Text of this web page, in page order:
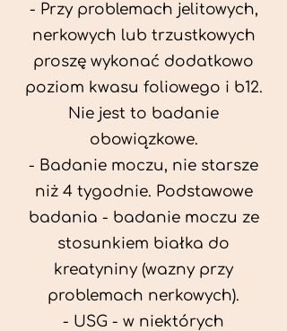
- Przy problemach jelitowych,
nerkowych lub trzustkowych
proszę wykonać dodatkowo
poziom kwasu foliowego i b12.
Nie jest to badanie
obowiązkowe.
- Badanie moczu, nie starsze
niż 4 tygodnie. Podstawowe
badania - badanie moczu ze
stosunkiem białka do
kreatyniny (wazny przy
problemach nerkowych).
- USG - w niektórych